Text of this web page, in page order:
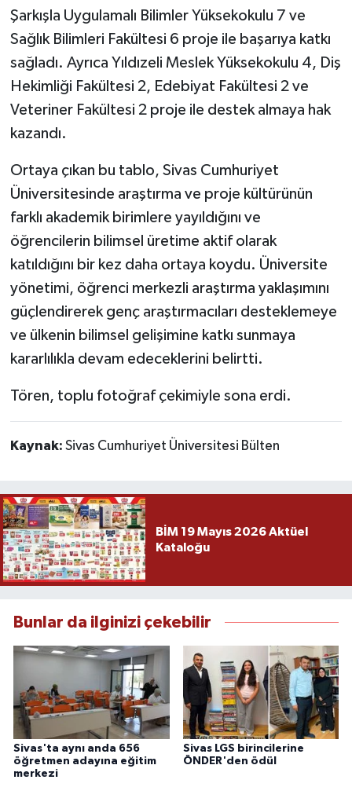
Şarkışla Uygulamalı Bilimler Yüksekokulu 7 ve
Sağlık Bilimleri Fakültesi 6 proje ile başarıya katkı
sağladı. Ayrıca Yıldızeli Meslek Yüksekokulu 4, Diş
Hekimliği Fakültesi 2, Edebiyat Fakültesi 2 ve
Veteriner Fakültesi 2 proje ile destek almaya hak
kazandı.
Ortaya çıkan bu tablo, Sivas Cumhuriyet
Üniversitesinde araştırma ve proje kültürünün
farklı akademik birimlere yayıldığını ve
öğrencilerin bilimsel üretime aktif olarak
katıldığını bir kez daha ortaya koydu. Üniversite
yönetimi, öğrenci merkezli araştırma yaklaşımını
güçlendirerek genç araştırmacıları desteklemeye
ve ülkenin bilimsel gelişimine katkı sunmaya
kararlılıkla devam edeceklerini belirtti.
Tören, toplu fotoğraf çekimiyle sona erdi.
Kaynak: Sivas Cumhuriyet Üniversitesi Bülten
BİM 19 Mayıs 2026 Aktüel
Kataloğu
Bunlar da ilginizi çekebilir
Sivas'ta aynı anda 656
öğretmen adayına eğitim
merkezi
Sivas LGS birincilerine
ÖNDER'den ödül